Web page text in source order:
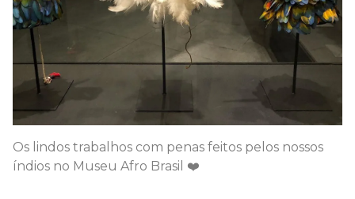
Os lindos trabalhos com penas feitos pelos nossos
índios no Museu Afro Brasil ❤️